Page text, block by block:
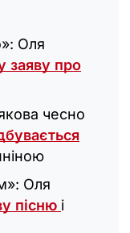
Оля
заяву про
чесно
Оля
пісню і